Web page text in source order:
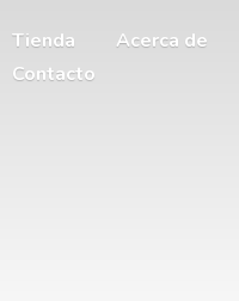
Tienda Acerca de
Contacto